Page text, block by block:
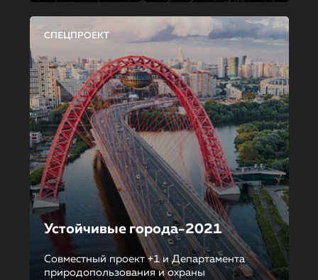
СПЕЦПРОЕКТ
Устойчивые города-2021
Совместный проект +1 и Департамента
природопользования и охраны